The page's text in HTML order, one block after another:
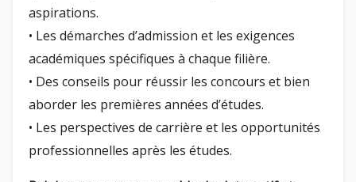
aspirations.
• Les démarches d’admission et les exigences
académiques spécifiques à chaque filière.
• Des conseils pour réussir les concours et bien
aborder les premières années d’études.
• Les perspectives de carrière et les opportunités
professionnelles après les études.